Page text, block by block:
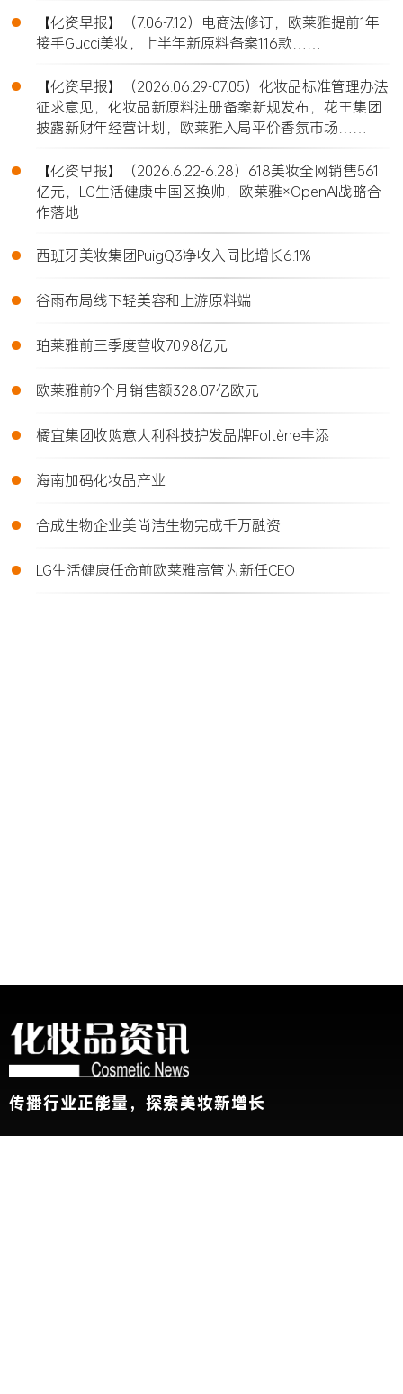
•
【化资早报】（7.06-7.12）电商法修订，欧莱雅提前1年
接手Gucci美妆，上半年新原料备案116款……
•
【化资早报】（2026.06.29-07.05）化妆品标准管理办法
征求意见，化妆品新原料注册备案新规发布，花王集团
披露新财年经营计划，欧莱雅入局平价香氛市场……
•
【化资早报】（2026.6.22-6.28）618美妆全网销售561
亿元，LG生活健康中国区换帅，欧莱雅×OpenAI战略合
作落地
• 西班牙美妆集团PuigQ3净收入同比增长6.1%
• 谷雨布局线下轻美容和上游原料端
• 珀莱雅前三季度营收70.98亿元
• 欧莱雅前9个月销售额328.07亿欧元
• 橘宜集团收购意大利科技护发品牌Foltène丰添
• 海南加码化妆品产业
• 合成生物企业美尚洁生物完成千万融资
• LG生活健康任命前欧莱雅高管为新任CEO
传播行业正能量，探索美妆新增长